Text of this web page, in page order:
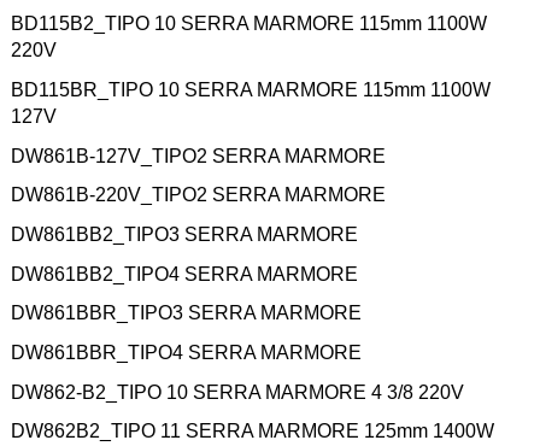
BD115B2_TIPO 10 SERRA MARMORE 115mm 1100W
220V
BD115BR_TIPO 10 SERRA MARMORE 115mm 1100W
127V
DW861B-127V_TIPO2 SERRA MARMORE
DW861B-220V_TIPO2 SERRA MARMORE
DW861BB2_TIPO3 SERRA MARMORE
DW861BB2_TIPO4 SERRA MARMORE
DW861BBR_TIPO3 SERRA MARMORE
DW861BBR_TIPO4 SERRA MARMORE
DW862-B2_TIPO 10 SERRA MARMORE 4 3/8 220V
DW862B2_TIPO 11 SERRA MARMORE 125mm 1400W